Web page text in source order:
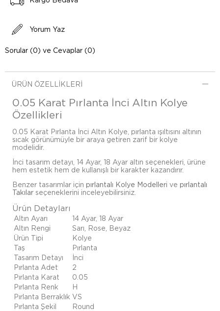
Yorum Yaz
Sorular (0) ve Cevaplar (0)
ÜRÜN ÖZELLIKLERI
0.05 Karat Pırlanta İnci Altın Kolye
Özellikleri
0.05 Karat Pırlanta İnci Altın Kolye, pırlanta ışıltısını altının
sıcak görünümüyle bir araya getiren zarif bir kolye
modelidir.
İnci tasarım detayı, 14 Ayar, 18 Ayar altın seçenekleri, ürüne
hem estetik hem de kullanışlı bir karakter kazandırır.
Benzer tasarımlar için pırlantalı Kolye Modelleri ve pırlantalı
Takılar seçeneklerini inceleyebilirsiniz.
Ürün Detayları
Altın Ayarı
14 Ayar, 18 Ayar
Altın Rengi
Sarı, Rose, Beyaz
Ürün Tipi
Kolye
Taş
Pırlanta
Tasarım Detayı
İnci
Pırlanta Adet
2
Pırlanta Karat
0.05
Pırlanta Renk
H
Pırlanta Berraklık VS
Pırlanta Şekil
Round